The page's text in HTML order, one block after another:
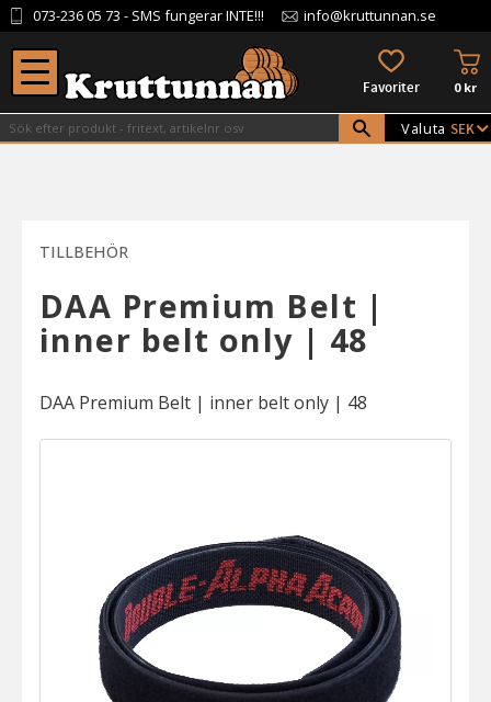
Meny
073-236 05 73 - SMS fungerar INTE!!! info@kruttunnan.se
FAVORITER 0kr
Valuta
TILLBEHÖR
DAA Premium Belt |
inner belt only | 48
DAA Premium Belt | inner belt only | 48